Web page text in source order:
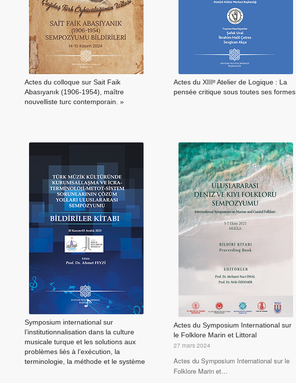
Actes du colloque sur Sait Faik
Abasıyanık (1906-1954), maître
nouvelliste turc contemporain. »
Actes du XIIIᵉ Atelier de Logique : La
pensée critique sous toutes ses formes
Symposium international sur
l’institutionnalisation dans la culture
musicale turque et les solutions aux
problèmes liés à l’exécution, la
terminologie, la méthode et le système
Actes du Symposium International sur
le Folklore Marin et Littoral
27 mars 2024
Actes du Symposium International sur le
Folklore Marin et…